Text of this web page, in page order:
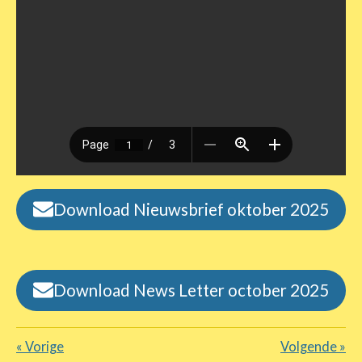
Download Nieuwsbrief oktober 2025
Download News Letter october 2025
« Vorige Volgende »